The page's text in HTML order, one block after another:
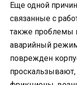
Еще одной
связанные с
также проблемы
аварийный
поврежден